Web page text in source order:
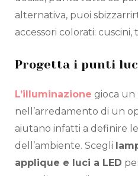
alternativa, puoi
accessori colorati:
Progetta i punti
L’illuminazione gioca
nell’arredamento di un
aiutano infatti a definire
dell’ambiente. Scegli
applique e luci a LED